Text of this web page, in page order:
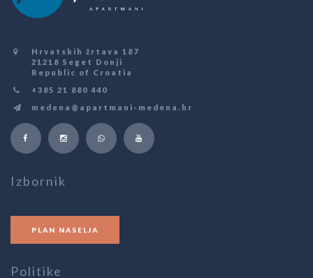
Hrvatskih žrtava 187
21218 Seget Donji
Republic of Croatia
+385 21 880 440
medena@apartmani-medena.hr
Izbornik
PLAN NASELJA
Politike